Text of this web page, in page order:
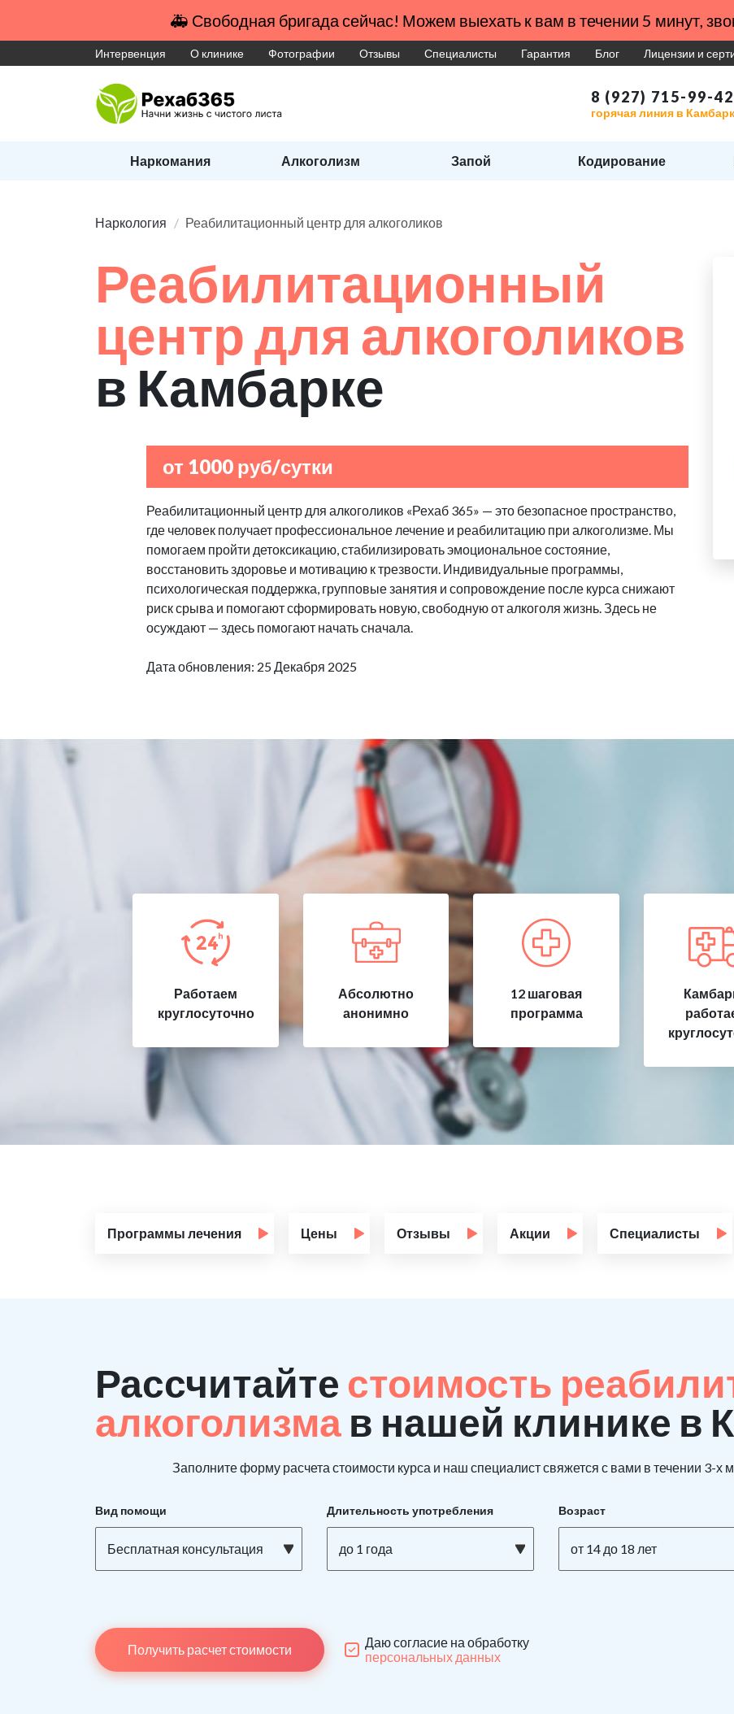
🚑 Свободная бригада сейчас! Можем выехать к вам в течении 5 минут,
Интервенция О клинике Фотографии Отзывы Специалисты Гарантия Блог Лицензии и
8 (927) 715-99-42
горячая линия в
Наркомания Алкоголизм Запой Кодирование
Наркология Реабилитационный центр для алкоголиков
Реабилитационный
центр для алкоголиков
в Камбарке
от 1000 руб/сутки
Реабилитационный центр для алкоголиков «Рехаб 365» — это безопасное пространство,
где человек получает профессиональное лечение и реабилитацию при алкоголизме. Мы
помогаем пройти детоксикацию, стабилизировать эмоциональное состояние,
восстановить здоровье и мотивацию к трезвости. Индивидуальные программы,
психологическая поддержка, групповые занятия и сопровождение после курса снижают
риск срыва и помогают сформировать новую, свободную от алкоголя жизнь. Здесь не
осуждают — здесь помогают начать сначала.
Дата обновления: 25 Декабря 2025
Работаем
круглосуточно
Абсолютно
анонимно
12 шаговая
программа
Программы лечения Цены Отзывы Акции Специалисты
Рассчитайте стоимость
алкоголизма в нашей клинике в
Заполните форму расчета стоимости курса и наш специалист свяжется с вами в течении 3-х
Вид помощи
Бесплатная консультация
Длительность употребления
до 1 года
Возраст
от 14 до 18 лет
Получить расчет стоимости
Даю согласие на обработку
персональных данных